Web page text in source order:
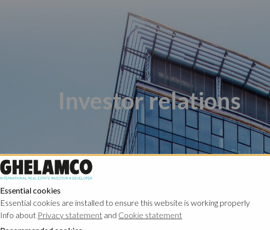
Investor relations
Poland - Ghelamco Invest Poland - Kemberton
Essential cookies
Essential cookies are installed to ensure this website is working properly
Info about Privacy statement and Cookie statement